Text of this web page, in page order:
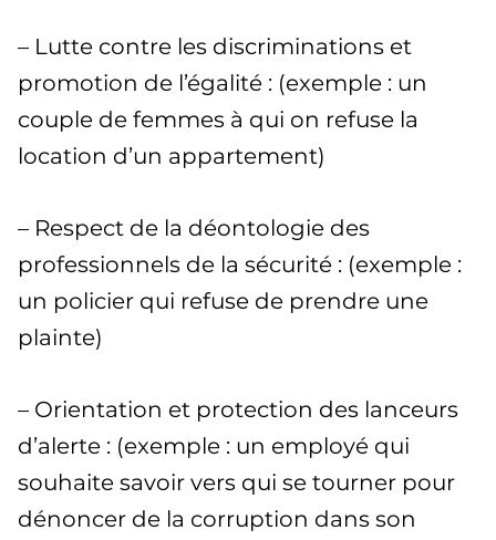
– Lutte contre les discriminations et
promotion de l’égalité : (exemple : un
couple de femmes à qui on refuse la
location d’un appartement)
– Respect de la déontologie des
professionnels de la sécurité : (exemple :
un policier qui refuse de prendre une
plainte)
– Orientation et protection des lanceurs
d’alerte : (exemple : un employé qui
souhaite savoir vers qui se tourner pour
dénoncer de la corruption dans son